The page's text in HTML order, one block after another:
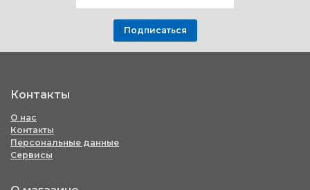
Подписаться
Контакты
О нас
Контакты
Персональные данные
Сервисы